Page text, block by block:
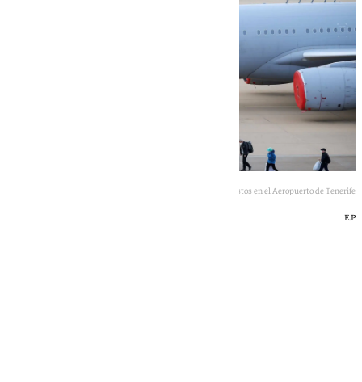
Los aviones que trasladan a los pasajeros, listos en el Aeropuerto de Tenerife
E.P